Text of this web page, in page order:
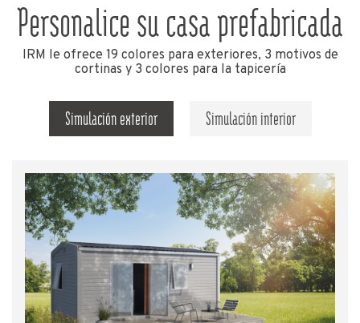
Personalice su casa prefabricada
IRM le ofrece 19 colores para exteriores, 3 motivos de
cortinas y 3 colores para la tapicería
Simulación exterior Simulación interior